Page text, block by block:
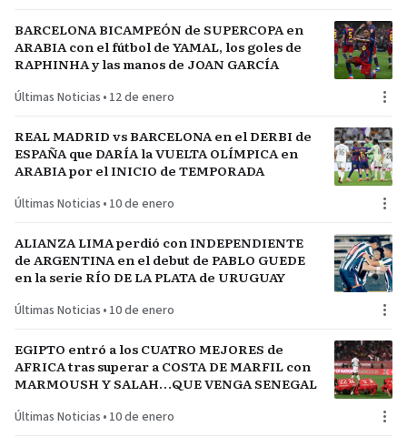
BARCELONA BICAMPEÓN de SUPERCOPA en
ARABIA con el fútbol de YAMAL, los goles de
RAPHINHA y las manos de JOAN GARCÍA
Últimas Noticias • 12 de enero
REAL MADRID vs BARCELONA en el DERBI de
ESPAÑA que DARÍA la VUELTA OLÍMPICA en
ARABIA por el INICIO de TEMPORADA
Últimas Noticias • 10 de enero
ALIANZA LIMA perdió con INDEPENDIENTE
de ARGENTINA en el debut de PABLO GUEDE
en la serie RÍO DE LA PLATA de URUGUAY
Últimas Noticias • 10 de enero
EGIPTO entró a los CUATRO MEJORES de
AFRICA tras superar a COSTA DE MARFIL con
MARMOUSH Y SALAH…QUE VENGA SENEGAL
Últimas Noticias • 10 de enero